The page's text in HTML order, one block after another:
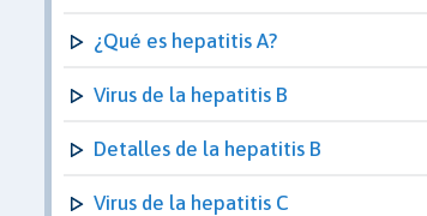
¿Qué es hepatitis A?
Virus de la hepatitis B
Detalles de la hepatitis B
Virus de la hepatitis C